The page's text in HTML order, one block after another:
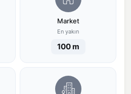
Market
En yakın
100 m